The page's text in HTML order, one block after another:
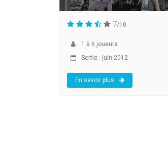
7/10
1 à 6 joueurs
Sortie : juin 2012
En savoir plus